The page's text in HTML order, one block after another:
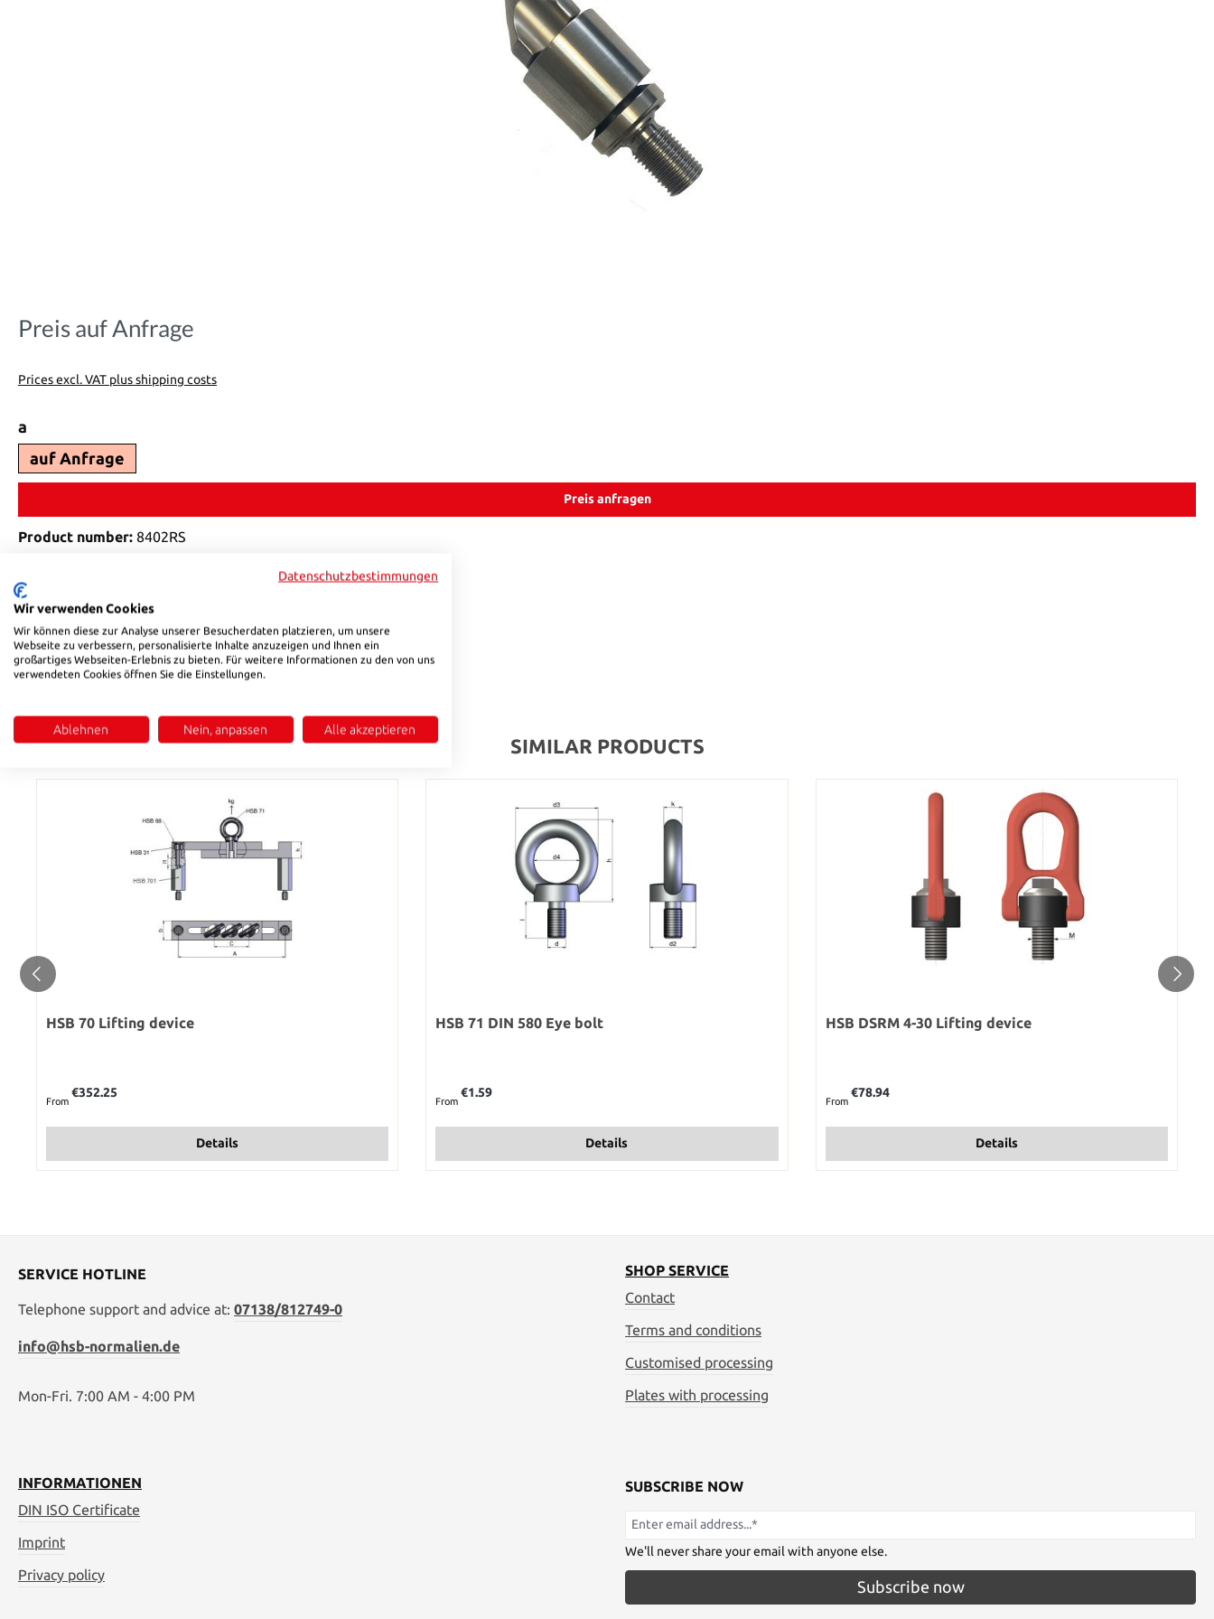
Preis auf Anfrage
Prices excl. VAT plus shipping costs
Select
a
auf Anfrage
Preis anfragen
Product number: 8402RS
Description
Product information "HSB 8402"
dimensions and price on request
SIMILAR PRODUCTS
HSB 70 Lifting device
From
€352.25
Details
HSB 71 DIN 580 Eye bolt
From
€1.59
Details
HSB DSRM 4-30 Lifting device
From
€78.94
Details
SERVICE HOTLINE
Telephone support and advice at: 07138/812749-0
info@hsb-normalien.de
Mon-Fri. 7:00 AM - 4:00 PM
SHOP SERVICE
Contact
Terms and conditions
Customised processing
Plates with processing
INFORMATIONEN
DIN ISO Certificate
Imprint
Privacy policy
SUBSCRIBE NOW
We'll never share your email with anyone else.
Subscribe now
Datenschutzbestimmungen
Wir verwenden Cookies
Wir können diese zur Analyse unserer Besucherdaten platzieren, um unsere
Webseite zu verbessern, personalisierte Inhalte anzuzeigen und Ihnen ein
großartiges Webseiten-Erlebnis zu bieten. Für weitere Informationen zu den von uns
verwendeten Cookies öffnen Sie die Einstellungen.
Ablehnen Nein, anpassen Alle akzeptieren